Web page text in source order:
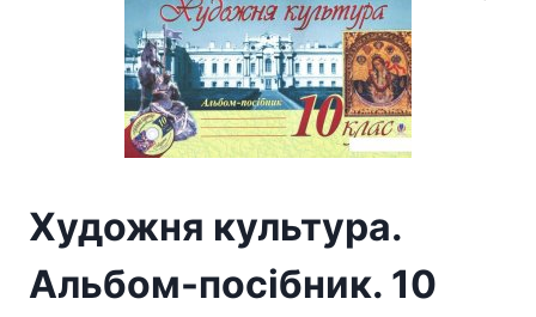
Художня культура.
Альбом-посібник. 10